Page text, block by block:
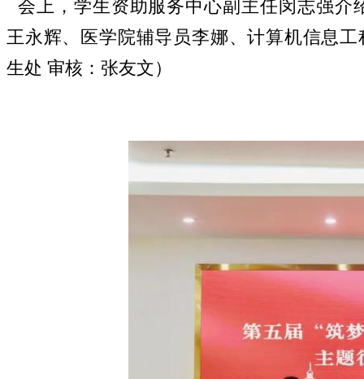
会上，学生资助服务中心副主任闵志强
王永辉、医学院辅导员李娜、计算机信息
生处 审核：张友文）